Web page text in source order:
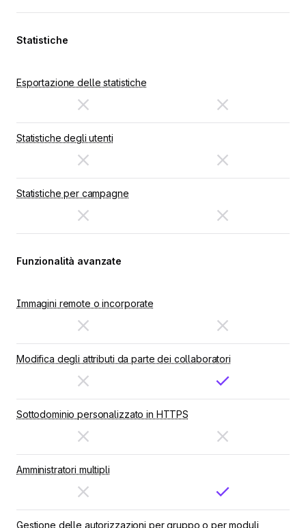
Statistiche
Esportazione delle statistiche
Statistiche degli utenti
Statistiche per campagne
Funzionalità avanzate
Immagini remote o incorporate
Modifica degli attributi da parte dei collaboratori
Sottodominio personalizzato in HTTPS
Amministratori multipli
Gestione delle autorizzazioni per gruppo o per moduli